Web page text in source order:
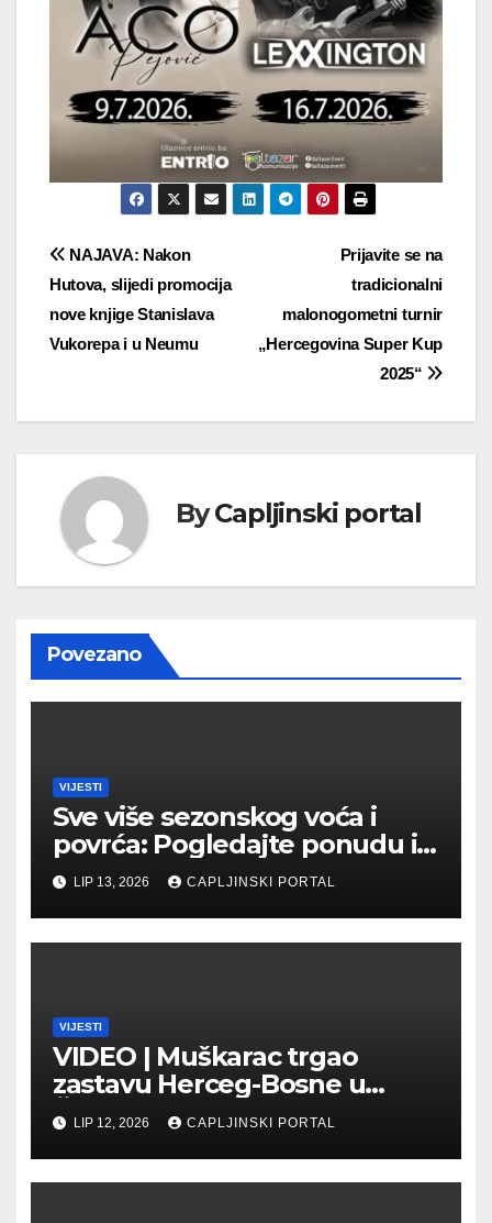
Navigacija
objava
Prijavite se na
tradicionalni
malonogometni turnir
„Hercegovina Super Kup
2025“
NAJAVA: Nakon
Hutova, slijedi promocija
nove knjige Stanislava
Vukorepa i u Neumu
ByCapljinski portal
Povezano
VIJESTI
Sve više sezonskog voća i
povrća: Pogledajte ponudu i
cijene na čapljinskoj
Veletržnici
LIP 13, 2026 CAPLJINSKI PORTAL
VIJESTI
VIDEO | Muškarac trgao
zastavu Herceg-Bosne u
Čapljini: Traži se hitno
uhićenje
LIP 12, 2026 CAPLJINSKI PORTAL